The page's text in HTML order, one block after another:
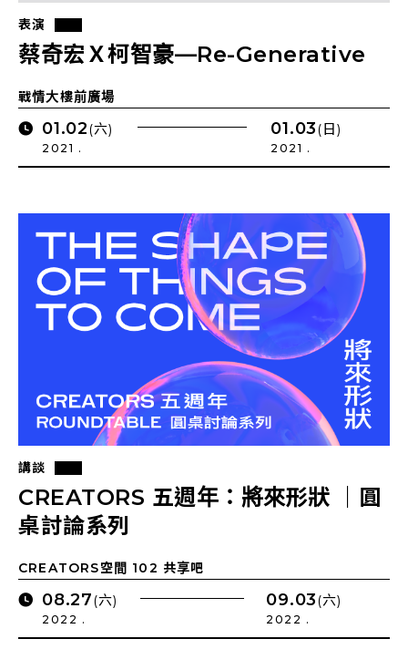
表演
蔡奇宏Ｘ柯智豪—Re-Generative
戰情大樓前廣場
01.02(六)
2021 .
01.03(日)
2021 .
講談
CREATORS 五週年：將來形狀 ｜圓
桌討論系列
CREATORS空間 102 共享吧
08.27(六)
2022 .
09.03(六)
2022 .